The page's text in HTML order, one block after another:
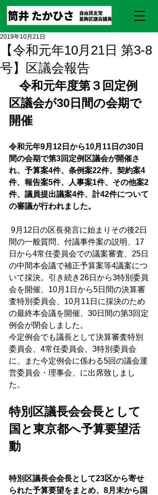
【令和元年10月21日 第3-8
号】区議会報告
2019年10月21日
令和元年度第３回定例
区議会が30日間の会期で
開催
令和元年9月12日から10月11日の30日
間の会期で第3回定例区議会が開催さ
れ、予算案4件、条例案22件、契約案4
件、報告案5件、人事案1件、その他案2
件、議員提出議案4件、計42件について
の審議が行われました。
間の一般質問、付議事件案の説明、17
日から4常任委員会での議案審査、25日
の中間本会議で補正予算案等4議案につ
いて採決。引き続き26日から3特別委員
会を開催、10月1日から5日間の決算審
査特別委員会、10月11日に採決のため
の最終本会議を開催、30日間の第3回定
例会が閉会しました。
今定例会でも議長として決算審査特別
委員会、4常任委員会、3特別委員会
に、また今定例会に係わる5回の議会運
営委員会・理事会、に出席致しまし
た。
特別区議長会会長として
国と東京都へ予算要望活
動
特別区議長会会長として23区から寄せ
られた予算要望をまとめ、8月末から国